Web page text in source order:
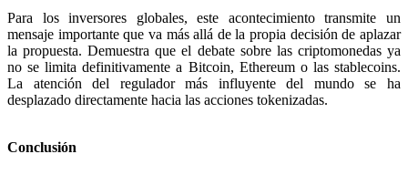
Para los inversores globales, este acontecimiento transmite un
mensaje importante que va más allá de la propia decisión de aplazar
la propuesta. Demuestra que el debate sobre las criptomonedas ya
no se limita definitivamente a Bitcoin, Ethereum o las stablecoins.
La atención del regulador más influyente del mundo se ha
desplazado directamente hacia las acciones tokenizadas.
Conclusión